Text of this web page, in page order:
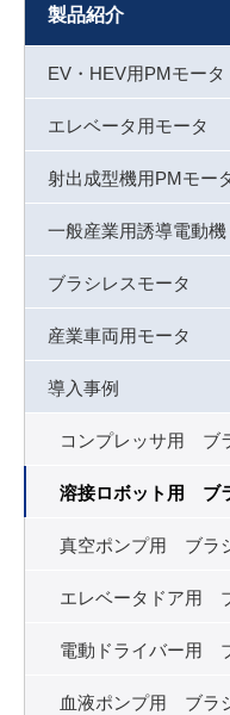
製品紹介
EV・HEV用PMモータ
エレベータ用モータ
射出成型機用PMモー
一般産業用誘導電動機
ブラシレスモータ
産業車両用モータ
導入事例
コンプレッサ用 ブ
溶接ロボット用 ブ
真空ポンプ用 ブラ
エレベータドア用
電動ドライバー用
血液ポンプ用 ブラ